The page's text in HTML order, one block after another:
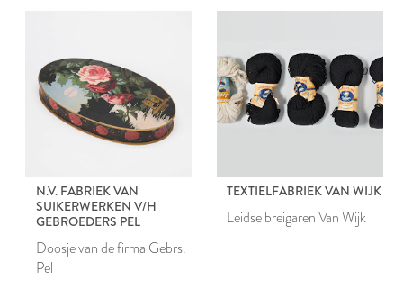
N.V. FABRIEK VAN
SUIKERWERKEN V/H
GEBROEDERS PEL
Doosje van de firma Gebrs.
Pel
TEXTIELFABRIEK VAN WIJK
Leidse breigaren Van Wijk